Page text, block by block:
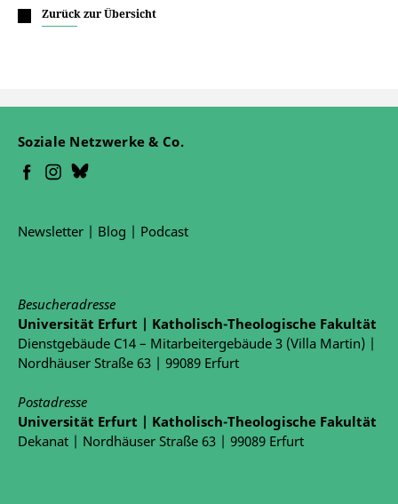
Zurück zur Übersicht
Soziale Netzwerke & Co.
Newsletter | Blog | Podcast
Besucheradresse
Universität Erfurt | Katholisch-Theologische Fakultät
Dienstgebäude C14 – Mitarbeitergebäude 3 (Villa Martin) |
Nordhäuser Straße 63 | 99089 Erfurt
Postadresse
Universität Erfurt | Katholisch-Theologische Fakultät
Dekanat | Nordhäuser Straße 63 | 99089 Erfurt